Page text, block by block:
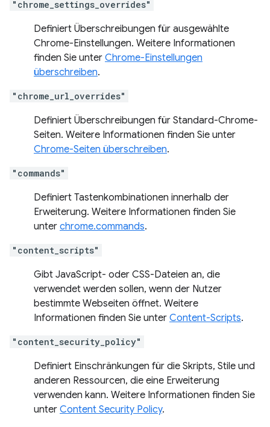
"chrome_settings_overrides"
Definiert Überschreibungen für ausgewählte
Chrome-Einstellungen. Weitere Informationen
finden Sie unter Chrome-Einstellungen
überschreiben.
"chrome_url_overrides"
Definiert Überschreibungen für Standard-Chrome-
Seiten. Weitere Informationen finden Sie unter
Chrome-Seiten überschreiben.
"commands"
Definiert Tastenkombinationen innerhalb der
Erweiterung. Weitere Informationen finden Sie
unter chrome.commands.
"content_scripts"
Gibt JavaScript- oder CSS-Dateien an, die
verwendet werden sollen, wenn der Nutzer
bestimmte Webseiten öffnet. Weitere
Informationen finden Sie unter Content-Scripts.
"content_security_policy"
Definiert Einschränkungen für die Skripts, Stile und
anderen Ressourcen, die eine Erweiterung
verwenden kann. Weitere Informationen finden Sie
unter Content Security Policy.